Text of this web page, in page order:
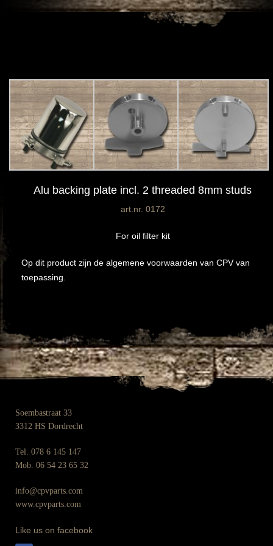
Alu backing plate incl. 2 threaded 8mm studs
art.nr. 0172
For oil filter kit
Op dit product zijn de algemene voorwaarden van CPV van
toepassing.
Soembastraat 33
3312 HS Dordrecht
Tel. 078 6 145 147
Mob. 06 54 23 65 32
info@cpvparts.com
www.cpvparts.com
Like us on facebook